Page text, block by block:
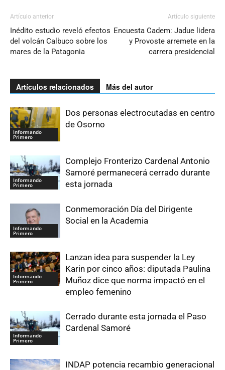
Artículo anterior
Inédito estudio reveló efectos
del volcán Calbuco sobre los
mares de la Patagonia
Artículo siguiente
Encuesta Cadem: Jadue lidera
y Provoste arremete en la
carrera presidencial
Artículos relacionados Más del autor
Informando
Primero
Dos personas electrocutadas en centro
de Osorno
Informando
Primero
Complejo Fronterizo Cardenal Antonio
Samoré permanecerá cerrado durante
esta jornada
Informando
Primero
Conmemoración Día del Dirigente
Social en la Academia
Informando
Primero
Lanzan idea para suspender la Ley
Karin por cinco años: diputada Paulina
Muñoz dice que norma impactó en el
empleo femenino
Informando
Primero
Cerrado durante esta jornada el Paso
Cardenal Samoré
INDAP potencia recambio generacional